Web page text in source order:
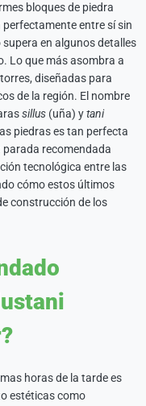
bloques de piedra
entre sí sin
en algunos detalles
Lo que más asombra a
diseñadas para
de la región. El nombre
sillus (uña) ytani
piedras es tan perfecta
parada recomendada
tecnológica entre las
cómo estos últimos
construcción de los
horas de la tarde es
estéticas como